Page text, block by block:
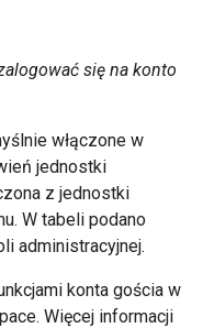
się na konto
włączone w
jednostki
z jednostki
W tabeli podano
administracyjnej.
konta gościa w
Więcej informacji